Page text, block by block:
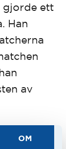
OM
gjorde ett
Han
av
året